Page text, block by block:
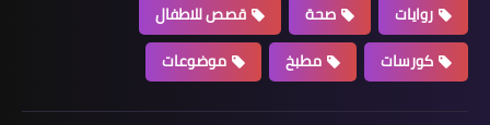
روايات
صحة
قصص للاطفال
كورسات
مطبخ موضوعات